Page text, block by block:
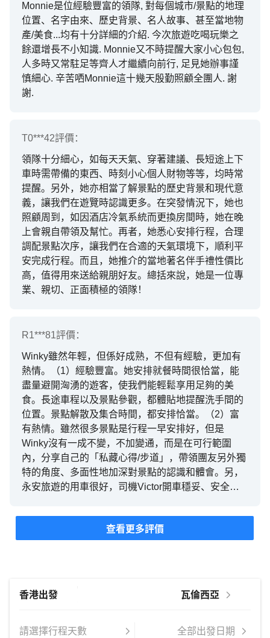
Monnie是位經驗豐富的領隊, 對每個城市/景點的地理
位置、名字由來、歷史背景、名人故事、甚至當地物
產/美食...均有十分詳細的介紹. 今次旅遊吃喝玩樂之
餘還增長不小知識. Monnie又不時提醒大家小心包包,
人多時又常駐足等齊人才繼續向前行, 足見她辦事謹
慎細心. 辛苦哂Monnie這十幾天殷勤照顧全團人. 謝
謝.
T0***42評價：
領隊十分細心，如每天天氣、穿著建議、長短途上下
車時需帶備的東西、時刻小心個人財物等等，均時常
提醒。另外，她亦相當了解景點的歷史背景和現代意
義，讓我們在遊覽時認識更多。在突發情況下，她也
照顧周到，如因酒店冷氣系統而更換房間時，她在晚
上會親自帶領及幫忙。再者，她悉心安排行程，合理
調配景點次序，讓我們在合適的天氣環境下，順利平
安完成行程。而且，她推介的當地著名伴手禮性價比
高，值得用來送給親朋好友。總括來說，她是一位專
業、親切、正面積極的領隊！
R1***81評價：
Winky雖然年輕，但係好成熟，不但有經驗，更加有
熱情。（1）經驗豐富。她安排就餐時間很恰當，能
盡量避開洶湧的遊客，使我們能輕鬆享用足夠的美
食。長途車程以及景點參觀，都體貼地提醒洗手間的
位置。景點解散及集合時間，都安排恰當。（2）富
有熱情。雖然很多景點是行程一早安排好，但是
Winky沒有一成不變，不加變通，而是在可行範圍
內，分享自己的「私藏心得/步道」，帶領團友另外獨
特的角度、多面性地加深對景點的認識和體會。另，
永安旅遊的用車很好，司機Victor開車穩妥、安全、
置，貼心！謝謝。總的來說，這次西葡13天，食、
查看更多評價